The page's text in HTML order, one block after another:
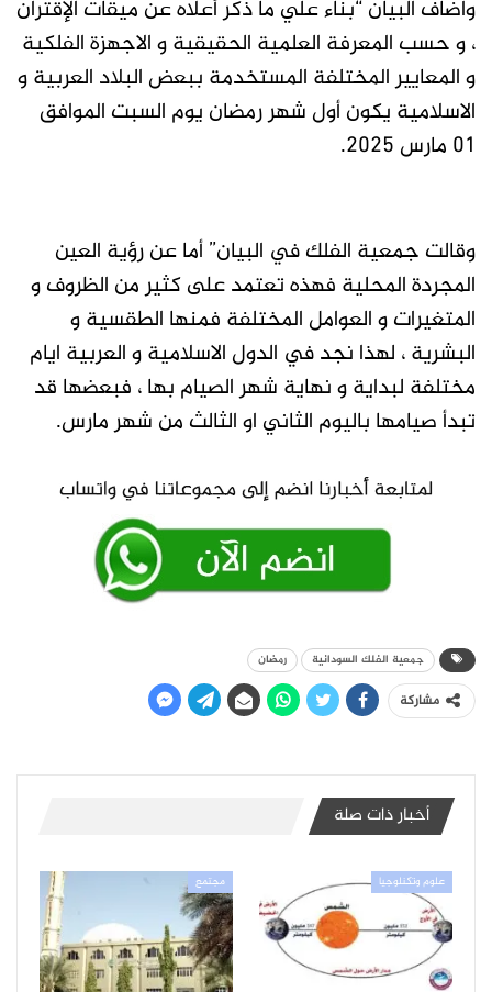
واضاف البيان “بناءً علي ما ذُكر أعلاه عن ميقات الإقتران
، و حسب المعرفة العلمية الحقيقية و الاجهزة الفلكية
و المعايير المختلفة المستخدمة ببعض البلاد العربية و
الاسلامية يكون أول شهر رمضان يوم السبت الموافق
01 مارس 2025.
وقالت جمعية الفلك في البيان” أما عن رؤية العين
المجردة المحلية فهذه تعتمد على كثير من الظروف و
المتغيرات و العوامل المختلفة فمنها الطقسية و
البشرية ، لهذا نجد في الدول الاسلامية و العربية ايام
مختلفة لبداية و نهاية شهر الصيام بها ، فبعضها قد
تبدأ صيامها باليوم الثاني او الثالث من شهر مارس.
جمعية الفلك السودانية رمضان
مشاركة
أخبار ذات صلة
علوم وتكنلوجيا مجتمع